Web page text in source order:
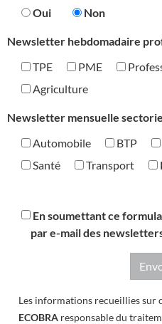
Oui
Non
Newsletter hebdomadaire
TPE
PME
Agriculture
Newsletter mensuelle
Automobile
BTP
Santé
Transport
En soumettant ce
par e-mail des
Les informations recueillies sur
ECOBRA responsable du